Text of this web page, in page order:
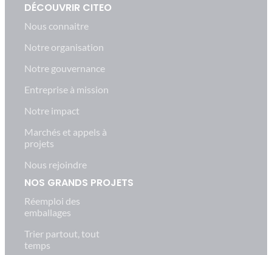
DÉCOUVRIR CITEO
Nous connaitre
Notre organisation
Notre gouvernance
Entreprise à mission
Notre impact
Marchés et appels à
projets
Nous rejoindre
NOS GRANDS PROJETS
Réemploi des
emballages
Trier partout, tout
temps